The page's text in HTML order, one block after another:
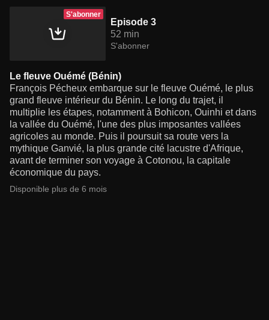
S'abonner
Episode 3
52 min
S'abonner
Le fleuve Ouémé (Bénin)
François Pécheux embarque sur le fleuve Ouémé, le plus
grand fleuve intérieur du Bénin. Le long du trajet, il
multiplie les étapes, notamment à Bohicon, Ouinhi et dans
la vallée du Ouémé, l'une des plus imposantes vallées
agricoles au monde. Puis il poursuit sa route vers la
mythique Ganvié, la plus grande cité lacustre d'Afrique,
avant de terminer son voyage à Cotonou, la capitale
économique du pays.
Disponible plus de 6 mois